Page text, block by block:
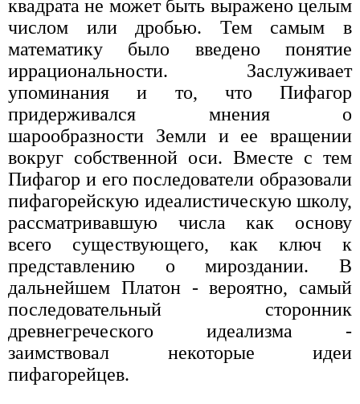
квадрата не может быть выражено целым
числом или дробью. Тем самым в
математику было введено понятие
иррациональности. Заслуживает
упоминания и то, что Пифагор
придерживался мнения о
шарообразности Земли и ее вращении
вокруг собственной оси. Вместе с тем
Пифагор и его последователи образовали
пифагорейскую идеалистическую школу,
рассматривавшую числа как основу
всего существующего, как ключ к
представлению о мироздании. В
дальнейшем Платон - вероятно, самый
последовательный сторонник
древнегреческого идеализма -
заимствовал некоторые идеи
пифагорейцев.